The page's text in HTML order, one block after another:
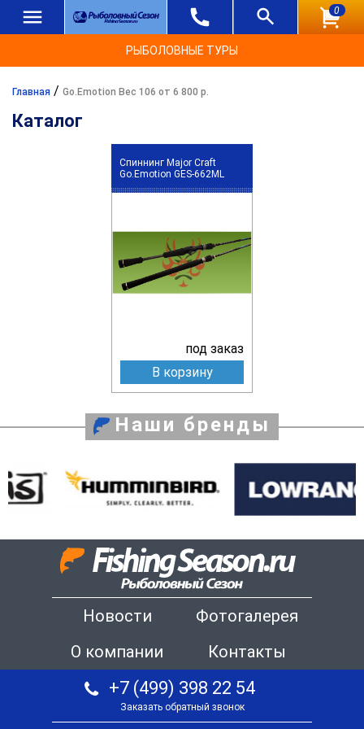
0
РЫБОЛОВНЫЕ ТУРЫ
Главная / Go.Emotion Вес 106 от 6 800 р.
Каталог
Спиннинг Major Craft
Go.Emotion GES-662ML
под заказ
В корзину
Наши бренды
Новости
Фотогалерея
О компании
Контакты
+7 (499) 398 22 54
Заказать обратный звонок